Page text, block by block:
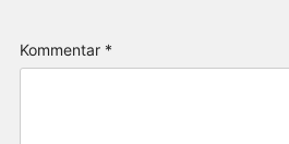
Kommentar *